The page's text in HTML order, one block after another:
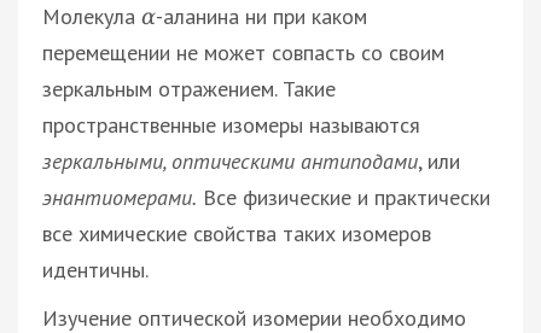
Молекула α-аланина ни при каком
перемещении не может совпасть со своим
зеркальным отражением. Такие
пространственные изомеры называются
зеркальными, оптическими антиподами, или
энантиомерами. Все физические и практически
все химические свойства таких изомеров
идентичны.
Изучение оптической изомерии необходимо